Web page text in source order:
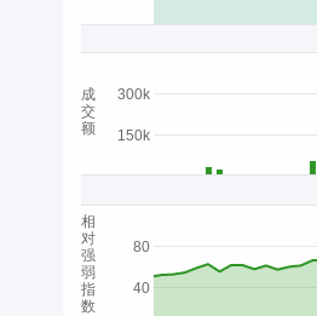
150k
300k
40
80
成
交
额
相
对
强
弱
指
数